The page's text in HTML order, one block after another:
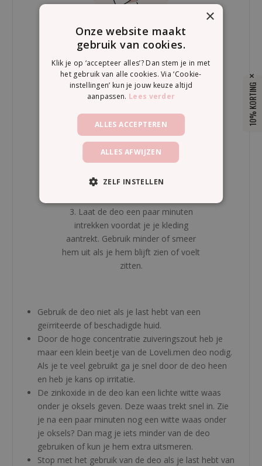
2. Smeer of stempel 1 keer per dag
een dun laagje deo onder je oksels.
Zorg ervoor dat je altijd weinig van de
deo gebruikt.
3. Laat de deo een paar minuten
intrekken voordat je je kleding
aantrekt. Gebruik minder of smeer
hem uit als je hem blijft zien of voelt
zitten.
Gebruik de deo niet als je last hebt van een
geïrriteerde of beschadigde huid.
Door de hoge concentratie zuiveringszout heb je
maar een klein beetje van de Loveli.men deo nodig.
Als je te veel gebruikt ga je snel door de deo heen
en heb je kans op irritatie.
De zinkoxide in de deo kan een lichte witte waas
onder je oksels geven. Deze waas trekt snel in. Zie
je na een paar minuten nog een witte waas onder
je oksels? Dan mag je iets minder van de deo
gebruiken of kun je hem extra uitsmeren.
Stop met het gebruik van de deo als je last hebt van
10% KORTING
×
Onze website maakt
gebruik van cookies.
Klik je op ‘accepteer alles’? Dan stem je in met
het gebruik van alle cookies. Via ‘Cookie-
instellingen’ kun je jouw keuze altijd
aanpassen. Lees verder
ALLES ACCEPTEREN
ALLES AFWIJZEN
ZELF INSTELLEN